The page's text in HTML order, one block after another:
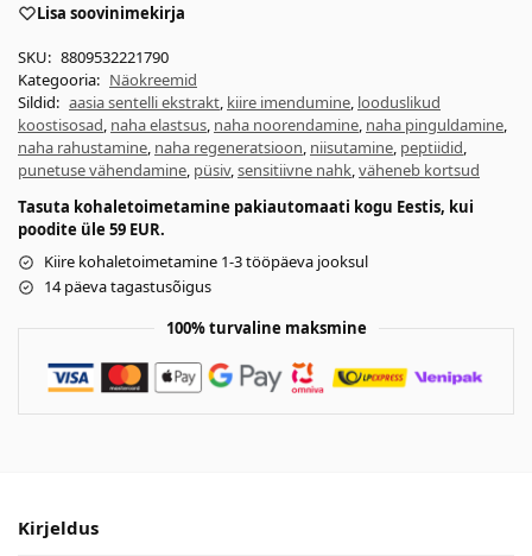
Lisa soovinimekirja
SKU: 8809532221790
Kategooria: Näokreemid
Sildid: aasia sentelli ekstrakt, kiire imendumine, looduslikud
koostisosad, naha elastsus, naha noorendamine, naha pinguldamine,
naha rahustamine, naha regeneratsioon, niisutamine, peptiidid,
punetuse vähendamine, püsiv,sensitiivne nahk,väheneb kortsud
Tasuta kohaletoimetamine pakiautomaati kogu Eestis, kui
poodite üle 59 EUR.
Kiire kohaletoimetamine 1-3 tööpäeva jooksul
14 päeva tagastusõigus
100% turvaline maksmine
Kirjeldus